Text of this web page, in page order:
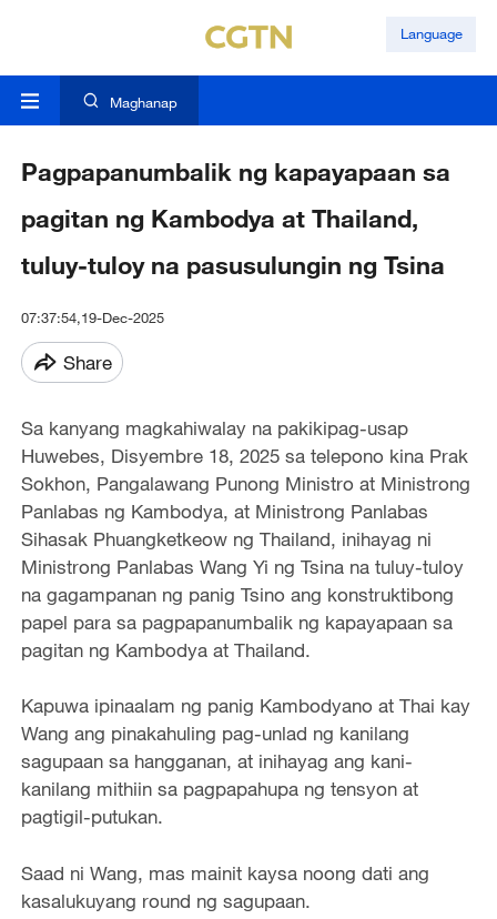
Language
Maghanap
Pagpapanumbalik ng kapayapaan sa
pagitan ng Kambodya at Thailand,
tuluy-tuloy na pasusulungin ng Tsina
07:37:54,19-Dec-2025
Share
Sa kanyang magkahiwalay na pakikipag-usap
Huwebes, Disyembre 18, 2025 sa telepono kina Prak
Sokhon, Pangalawang Punong Ministro at Ministrong
Panlabas ng Kambodya, at Ministrong Panlabas
Sihasak Phuangketkeow ng Thailand, inihayag ni
Ministrong Panlabas Wang Yi ng Tsina na tuluy-tuloy
na gagampanan ng panig Tsino ang konstruktibong
papel para sa pagpapanumbalik ng kapayapaan sa
pagitan ng Kambodya at Thailand.
Kapuwa ipinaalam ng panig Kambodyano at Thai kay
Wang ang pinakahuling pag-unlad ng kanilang
sagupaan sa hangganan, at inihayag ang kani-
kanilang mithiin sa pagpapahupa ng tensyon at
pagtigil-putukan.
Saad ni Wang, mas mainit kaysa noong dati ang
kasalukuyang round ng sagupaan.